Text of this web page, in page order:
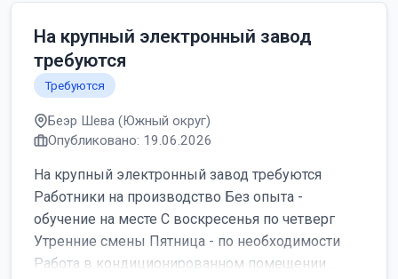
На крупный электронный завод
требуются
Требуются
Беэр Шева (Южный округ)
Опубликовано: 19.06.2026
На крупный электронный завод требуются
Работники на производство Без опыта -
обучение на месте С воскресенья по четверг
Утренние смены Пятница - по необходимости
Работа в кондиционированном помещении ...